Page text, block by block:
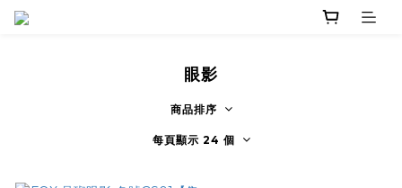
眼影
商品排序
每頁顯示 24 個